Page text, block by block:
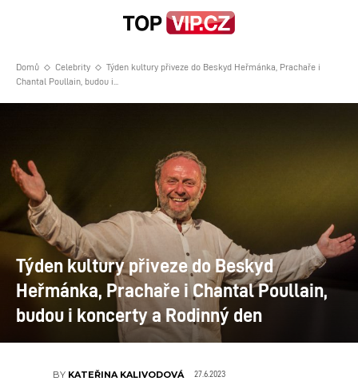
Domů Celebrity
Týden kultury přiveze do Beskyd Heřmánka, Prachaře i
Chantal Poullain, budou i...
Týden kultury přiveze do Beskyd
Heřmánka, Prachaře i Chantal Poullain,
budou i koncerty a Rodinný den
BY KATEŘINA KALIVODOVÁ 27.6.2023